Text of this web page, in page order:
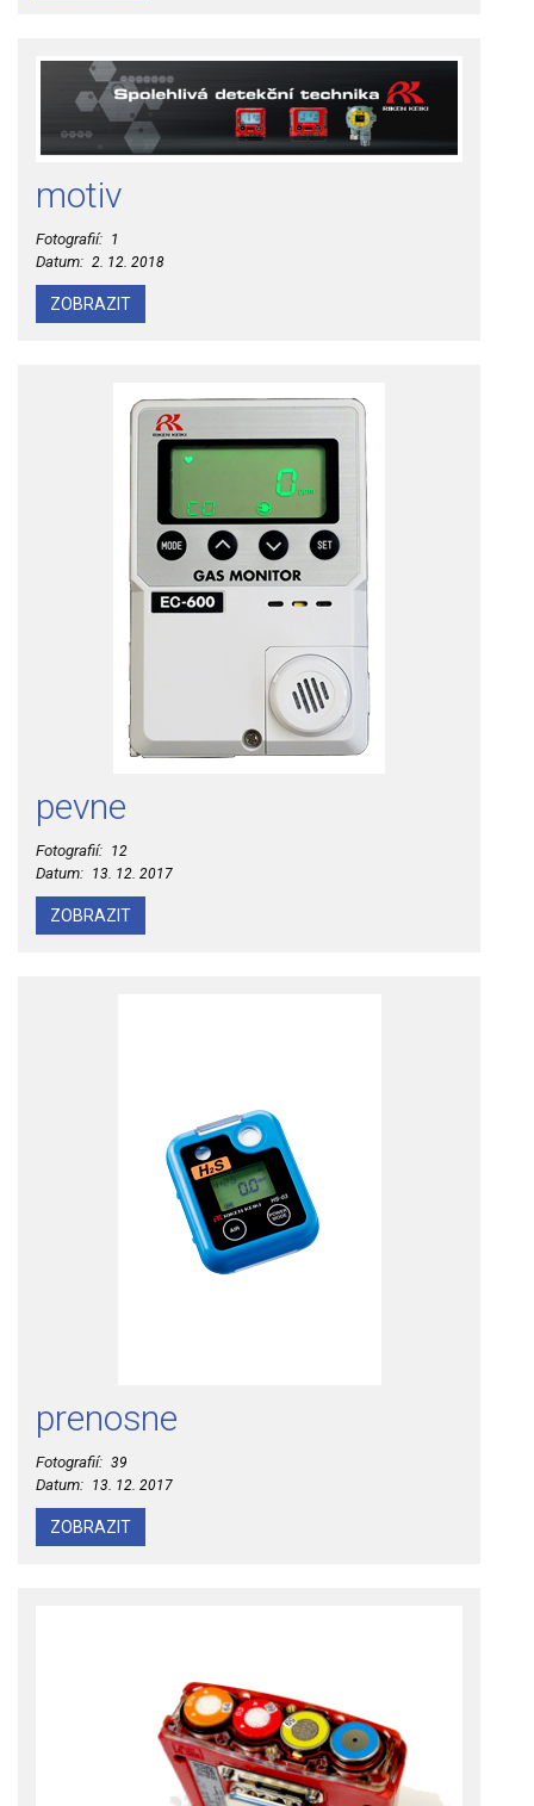
motiv
Fotografií: 1
Datum: 2. 12. 2018
ZOBRAZIT
pevne
Fotografií: 12
Datum: 13. 12. 2017
ZOBRAZIT
prenosne
Fotografií: 39
Datum: 13. 12. 2017
ZOBRAZIT